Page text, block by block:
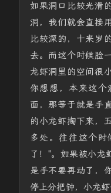
如果洞口比较光滑
洞，我们就会直接
比较深的，十来岁
去。而这个时候脸
龙虾洞里的空间很
你想想，本来这个
面，那等于就是手
的小龙虾掏下来，
多处。往往这个时
了！"。如果被小龙
是手不要再动了，
停上分把钟，小龙